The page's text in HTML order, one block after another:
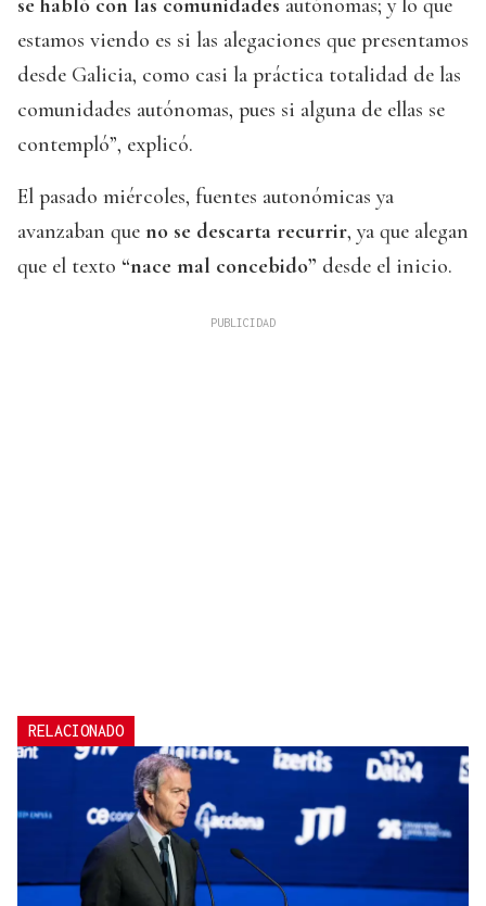
se habló con las comunidades autónomas; y lo que
estamos viendo es si las alegaciones que presentamos
desde Galicia, como casi la práctica totalidad de las
comunidades autónomas, pues si alguna de ellas se
contempló”, explicó.
El pasado miércoles, fuentes autonómicas ya
avanzaban que no se descarta recurrir, ya que alegan
que el texto “nace mal concebido” desde el inicio.
RELACIONADO